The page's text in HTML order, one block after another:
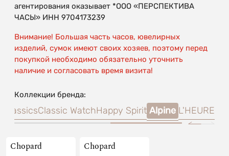
агентирования оказывает *ООО «ПЕРСПЕКТИВА
ЧАСЫ» ИНН 9704173239
Внимание! Большая часть часов, ювелирных
изделий, сумок имеют своих хозяев, поэтому перед
покупкой необходимо обязательно уточнить
наличие и согласовать время визита!
Коллекции бренда:
ClassicsClassic WatchHappy Spirit Alpine L'HEURE
Chopard Chopard